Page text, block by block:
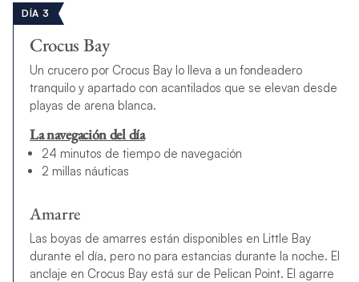
DÍA 3
Crocus Bay
Un crucero por Crocus Bay lo lleva a un fondeadero
tranquilo y apartado con acantilados que se elevan desde
playas de arena blanca.
La navegación del día
24 minutos de tiempo de navegación
2 millas náuticas
Amarre
Las boyas de amarres están disponibles en Little Bay
durante el día, pero no para estancias durante la noche. El
anclaje en Crocus Bay está sur de Pelican Point. El agarre